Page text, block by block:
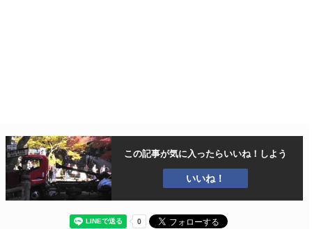
この記事が気に入ったらいいね！しよう
いいね！